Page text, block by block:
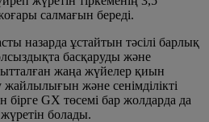
салмағын береді.
назарда ұстайтын тәсілі барлық
басқаруды және
жаңа жүйелер қиын
жайлылығын және сенімділікті
бірге GX төсемі бар жолдарда да
болады.